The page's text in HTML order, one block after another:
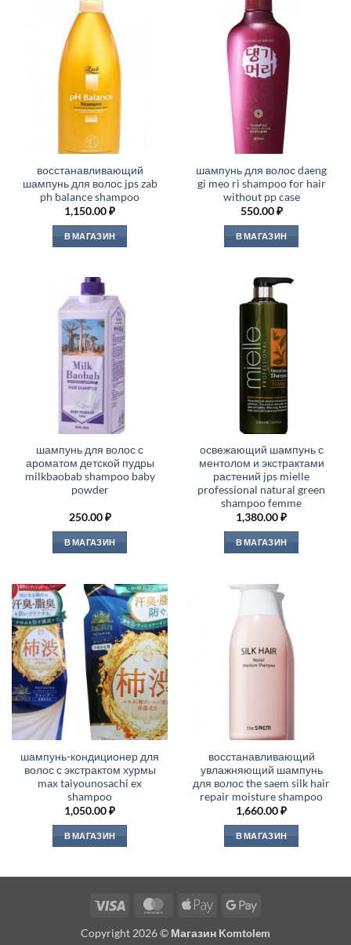
восстанавливающий
шампунь для волос jps zab
ph balance shampoo
1,150.00₽
В МАГАЗИН
шампунь для волос daeng
gi meo ri shampoo for hair
without pp case
550.00₽
В МАГАЗИН
шампунь для волос с
ароматом детской пудры
milkbaobab shampoo baby
powder
250.00₽
В МАГАЗИН
освежающий шампунь с
ментолом и экстрактами
растений jps mielle
professional natural green
shampoo femme
1,380.00₽
В МАГАЗИН
шампунь-кондиционер для
волос с экстрактом хурмы
max taiyounosachi ex
shampoo
1,050.00₽
В МАГАЗИН
восстанавливающий
увлажняющий шампунь
для волос the saem silk hair
repair moisture shampoo
1,660.00₽
В МАГАЗИН
Visa MasterCardApple
Google
Copyright 2026 © Магазин Komtolem